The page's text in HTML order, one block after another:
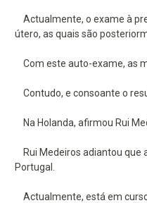
Actualmente, o exame à
útero, as quais são
Com este auto-exame, as
Contudo, e consoante o
Na Holanda, afirmou Rui
Rui Medeiros adiantou que
Portugal.
Actualmente, está em